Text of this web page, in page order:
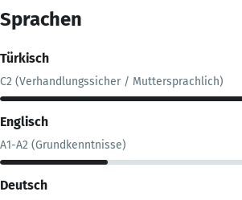
Sprachen
Türkisch
C2 (Verhandlungssicher / Muttersprachlich)
Englisch
A1-A2 (Grundkenntnisse)
Deutsch